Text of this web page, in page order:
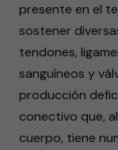
presente en el
sostener
tendones,
sanguíneos y
producción
conectivo que,
cuerpo, tiene